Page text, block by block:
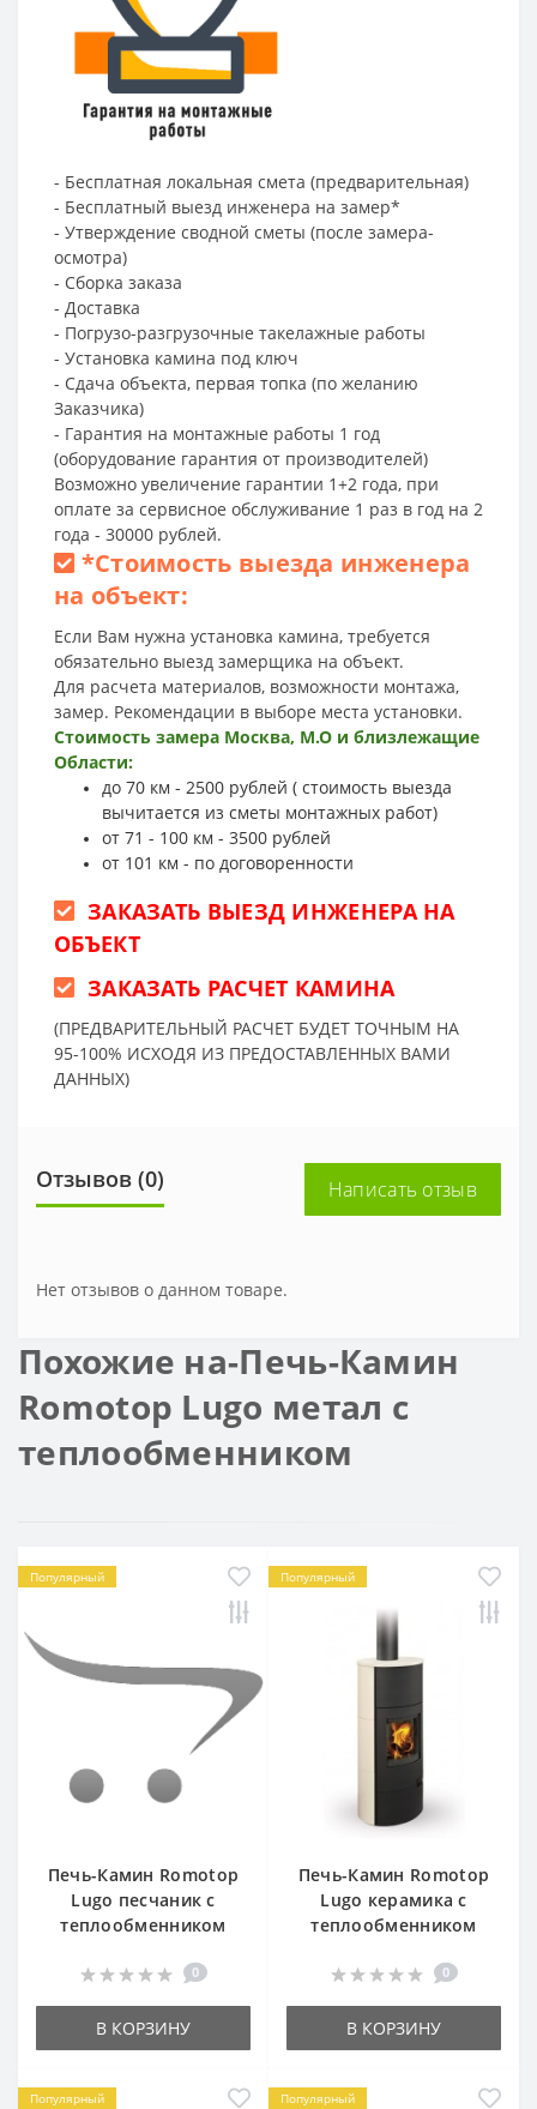
- Бесплатная локальная смета (предварительная)
- Бесплатный выезд инженера на замер*
- Утверждение сводной сметы (после замера-
осмотра)
- Сборка заказа
- Доставка
- Погрузо-разгрузочные такелажные работы
- Установка камина под ключ
- Сдача объекта, первая топка (по желанию
Заказчика)
- Гарантия на монтажные работы 1 год
(оборудование гарантия от производителей)
Возможно увеличение гарантии 1+2 года, при
оплате за сервисное обслуживание 1 раз в год на 2
года - 30000 рублей.
*Стоимость выезда инженера
на объект:
Если Вам нужна установка камина, требуется
обязательно выезд замерщика на объект.
Для расчета материалов, возможности монтажа,
замер. Рекомендации в выборе места установки.
Стоимость замера Москва, М.О и близлежащие
Области:
до 70 км - 2500 рублей ( стоимость выезда
вычитается из сметы монтажных работ)
от 71 - 100 км - 3500 рублей
от 101 км - по договоренности
ЗАКАЗАТЬ ВЫЕЗД ИНЖЕНЕРА НА
ОБЪЕКТ
ЗАКАЗАТЬ РАСЧЕТ КАМИНА
(ПРЕДВАРИТЕЛЬНЫЙ РАСЧЕТ БУДЕТ ТОЧНЫМ НА
95-100% ИСХОДЯ ИЗ ПРЕДОСТАВЛЕННЫХ ВАМИ
ДАННЫХ)
Отзывов (0) Написать отзыв
Нет отзывов о данном товаре.
Похожие на-Печь-Камин
Romotop Lugo метал с
теплообменником
Популярный
Печь-Камин Romotop
Lugo песчаник с
теплообменником
0
В КОРЗИНУ
Популярный
Печь-Камин Romotop
Lugo керамика с
теплообменником
0
В КОРЗИНУ
Популярный Популярный